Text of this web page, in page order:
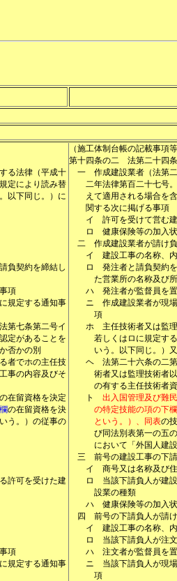
（施工体制台帳の記載事項等
第十四条の二
法第二十四
る法律（平成十
定により読み替
以下同じ。）に
一
作成建設業者（法第
二年法律第百二十七号
えて適用される場合を
関する次に掲げる事項
イ
許可を受けて営む
ロ
健康保険等の加入
二
作成建設業者が請け
イ
建設工事の名称、
負契約を締結し
ロ
発注者と請負契約
た営業所の名称及び
項 ハ
発注者が監督員を
規定する通知事
ニ
作成建設業者が現
項
第七条第二号イ
定があることを
否かの別
ホ
主任技術者又は監
若しくはロに規定す
いう。以下同じ。）
者でホの主任技
事の内容及びそ
ヘ
法第二十六条の二
術者又は監理技術者
の有する主任技術者
在留資格を決定
の在留資格を決
う。）の従事の
ト
出入国管理及び難
の特定技能の項の下
という。）、同表の
び同法別表第一の五
において「外国人建
三
前号の建設工事の下
イ
商号又は名称及び
許可を受けた建
ロ
当該下請負人が建
設業の種類
ハ
健康保険等の加入
四
前号の下請負人が請
イ
建設工事の名称、
ロ
当該下請負人が注
項 ハ
注文者が監督員を
規定する通知事
ニ
当該下請負人が現
項